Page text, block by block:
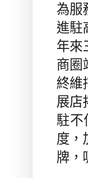
為服
進駐
年來
商圈
終維
展店
駐不
度，
牌，